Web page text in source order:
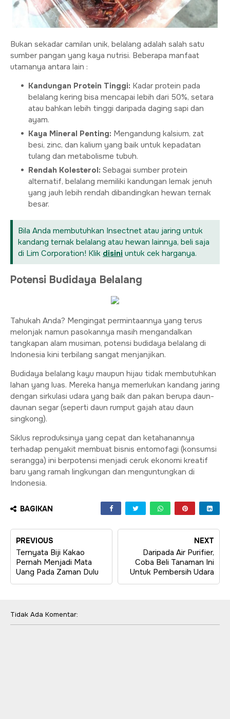
Bukan sekadar camilan unik, belalang adalah salah satu
sumber pangan yang kaya nutrisi. Beberapa manfaat
utamanya antara lain :
Kandungan Protein Tinggi: Kadar protein pada
belalang kering bisa mencapai lebih dari 50%, setara
atau bahkan lebih tinggi daripada daging sapi dan
ayam.
Kaya Mineral Penting: Mengandung kalsium, zat
besi, zinc, dan kalium yang baik untuk kepadatan
tulang dan metabolisme tubuh.
Rendah Kolesterol: Sebagai sumber protein
alternatif, belalang memiliki kandungan lemak jenuh
yang jauh lebih rendah dibandingkan hewan ternak
besar.
Bila Anda membutuhkan Insectnet atau jaring untuk
kandang ternak belalang atau hewan lainnya, beli saja
di Lim Corporation! Klik disini untuk cek harganya.
Potensi Budidaya Belalang
Tahukah Anda? Mengingat permintaannya yang terus
melonjak namun pasokannya masih mengandalkan
tangkapan alam musiman, potensi budidaya belalang di
Indonesia kini terbilang sangat menjanjikan.
Budidaya belalang kayu maupun hijau tidak membutuhkan
lahan yang luas. Mereka hanya memerlukan kandang jaring
dengan sirkulasi udara yang baik dan pakan berupa daun-
daunan segar (seperti daun rumput gajah atau daun
singkong).
Siklus reproduksinya yang cepat dan ketahanannya
terhadap penyakit membuat bisnis entomofagi (konsumsi
serangga) ini berpotensi menjadi ceruk ekonomi kreatif
baru yang ramah lingkungan dan menguntungkan di
Indonesia.
BAGIKAN
NEXT
Daripada Air Purifier,
Coba Beli Tanaman Ini
Untuk Pembersih Udara
PREVIOUS
Ternyata Biji Kakao
Pernah Menjadi Mata
Uang Pada Zaman Dulu
Tidak Ada Komentar: